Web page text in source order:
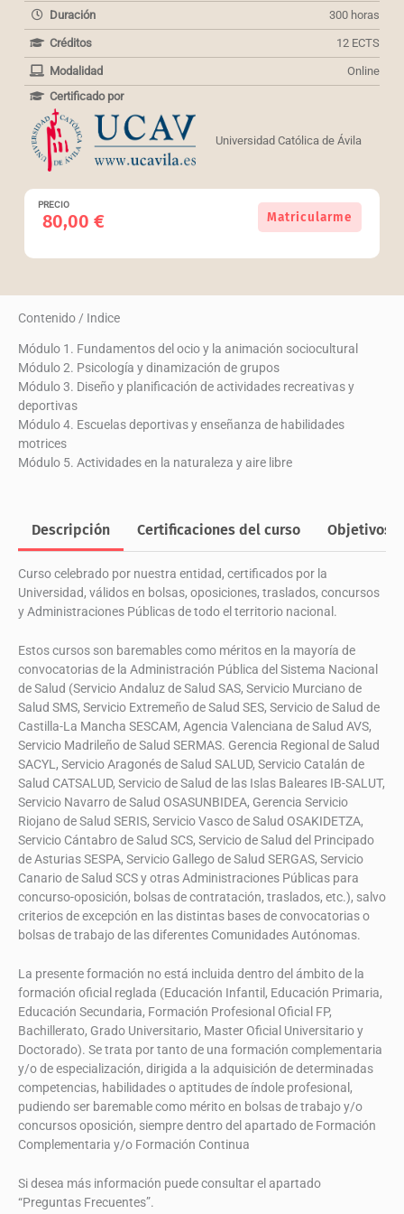
PRECIO
80,00€
Curso
universitario
y
escuelas
deportivas
Matricularme
Duración 300 horas
Créditos 12 ECTS
Modalidad
Online
Certificado por
Universidad Católica de Ávila
Contenido / Indice
Módulo 1. Fundamentos del ocio y la animación sociocultural
Módulo 2. Psicología y dinamización de grupos
Módulo 3. Diseño y planificación de actividades recreativas y
deportivas
Módulo 4. Escuelas deportivas y enseñanza de habilidades
motrices
Módulo 5. Actividades en la naturaleza y aire libre
Descripción Certificaciones del curso Objetivos
Curso celebrado por nuestra entidad, certificados por la
Universidad, válidos en bolsas, oposiciones, traslados, concursos
y Administraciones Públicas de todo el territorio nacional.
Estos cursos son baremables como méritos en la mayoría de
convocatorias de la Administración Pública del Sistema Nacional
de Salud (Servicio Andaluz de Salud SAS, Servicio Murciano de
Salud SMS, Servicio Extremeño de Salud SES, Servicio de Salud de
Castilla-La Mancha SESCAM, Agencia Valenciana de Salud AVS,
Servicio Madrileño de Salud SERMAS. Gerencia Regional de Salud
SACYL, Servicio Aragonés de Salud SALUD, Servicio Catalán de
Salud CATSALUD, Servicio de Salud de las Islas Baleares IB-SALUT,
Servicio Navarro de Salud OSASUNBIDEA, Gerencia Servicio
Riojano de Salud SERIS, Servicio Vasco de Salud OSAKIDETZA,
Servicio Cántabro de Salud SCS, Servicio de Salud del Principado
de Asturias SESPA, Servicio Gallego de Salud SERGAS, Servicio
Canario de Salud SCS y otras Administraciones Públicas para
concurso-oposición, bolsas de contratación, traslados, etc.), salvo
criterios de excepción en las distintas bases de convocatorias o
bolsas de trabajo de las diferentes Comunidades Autónomas.
La presente formación no está incluida dentro del ámbito de la
formación oficial reglada (Educación Infantil, Educación Primaria,
Educación Secundaria, Formación Profesional Oficial FP,
Bachillerato, Grado Universitario, Master Oficial Universitario y
Doctorado). Se trata por tanto de una formación complementaria
y/o de especialización, dirigida a la adquisición de determinadas
competencias, habilidades o aptitudes de índole profesional,
pudiendo ser baremable como mérito en bolsas de trabajo y/o
concursos oposición, siempre dentro del apartado de Formación
Complementaria y/o Formación Continua
Si desea más información puede consultar el apartado
“Preguntas Frecuentes”.